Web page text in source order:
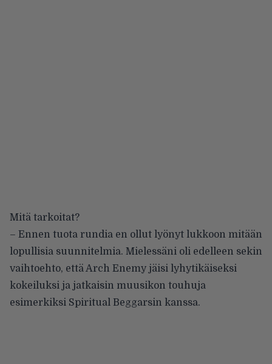
Mitä tarkoitat?
– Ennen tuota rundia en ollut lyönyt lukkoon mitään
lopullisia suunnitelmia. Mielessäni oli edelleen sekin
vaihtoehto, että Arch Enemy jäisi lyhytikäiseksi
kokeiluksi ja jatkaisin muusikon touhuja
esimerkiksi Spiritual Beggarsin kanssa.